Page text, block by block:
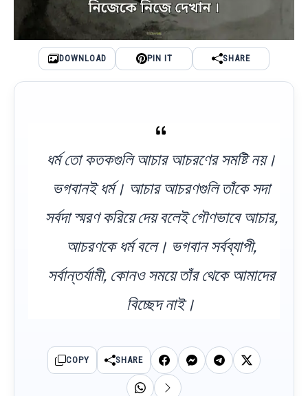
DOWNLOAD PIN IT SHARE
ধর্ম তো কতকগুলি আচার আচরণের সমষ্টি নয়।
ভগবানই ধর্ম। আচার আচরণগুলি তাঁকে সদা
সর্বদা স্মরণ করিয়ে দেয় বলেই গৌণভাবে আচার,
আচরণকে ধর্ম বলে। ভগবান সর্বব্যাপী,
সর্বান্তর্যামী, কোনও সময়ে তাঁর থেকে আমাদের
বিচ্ছেদ নাই।
COPY SHARE